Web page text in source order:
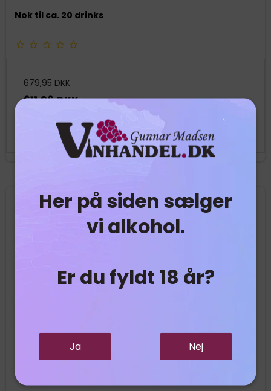
Her på siden sælger
vi alkohol.
Er du fyldt 18 år?
Ja Nej
Nok til ca. 20 drinks
679,95 DKK
611,96 DKK
Vis produkt
Tilbud